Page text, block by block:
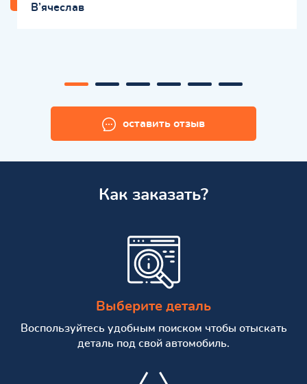
В’ячеслав
оставить отзыв
Как заказать?
Выберите деталь
Воспользуйтесь удобным поиском чтобы отыскать
деталь под свой автомобиль.